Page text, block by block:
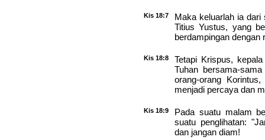
Kis 18:7
Maka keluarlah ia dari
Titius Yustus, yang
berdampingan dengan
Kis 18:8
Tetapi Krispus,
Tuhan bersama-
orang-orang
menjadi percaya dan
Kis 18:9
Pada suatu malam
suatu penglihatan:
dan jangan diam!